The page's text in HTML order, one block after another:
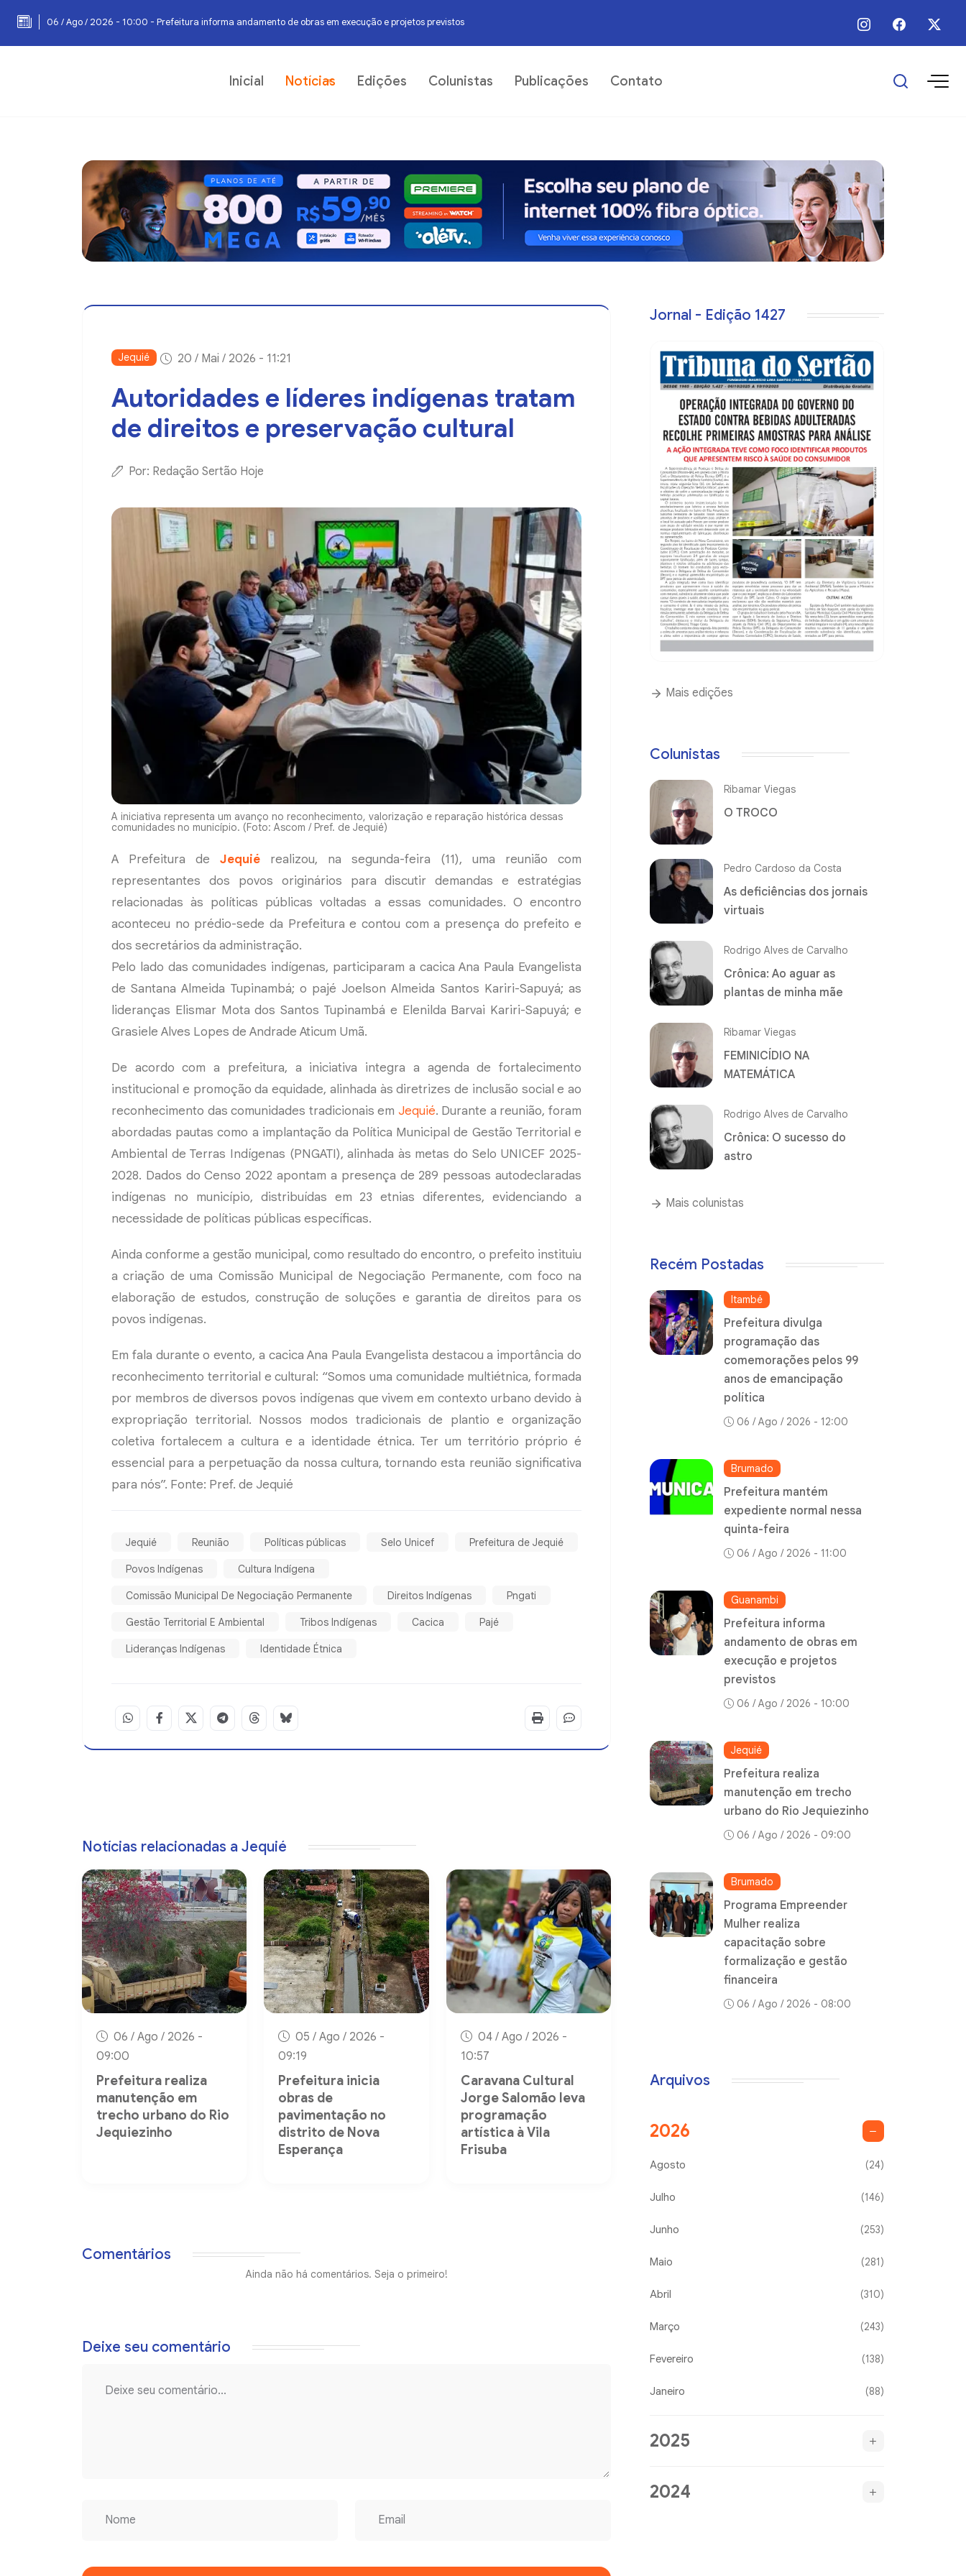
06 / Ago / 2026 - 10:00 - Prefeitura informa andamento de obras em execução e projetos previstos 06 / Ago / 2026 - 09:00 - Prefeitura realiza manutenção em trecho urbano do
Inicial Notícias Edições Colunistas Publicações Contato
Jequié 20 / Mai / 2026 - 11:21
Autoridades e líderes indígenas tratam
de direitos e preservação cultural
Por: Redação Sertão Hoje
A iniciativa representa um avanço no reconhecimento, valorização e reparação histórica dessas
comunidades no município. (Foto: Ascom / Pref. de Jequié)
A Prefeitura de Jequié realizou, na segunda-feira (11), uma reunião com
representantes dos povos originários para discutir demandas e estratégias
relacionadas às políticas públicas voltadas a essas comunidades. O encontro
aconteceu no prédio-sede da Prefeitura e contou com a presença do prefeito e
dos secretários da administração.
Pelo lado das comunidades indígenas, participaram a cacica Ana Paula Evangelista
de Santana Almeida Tupinambá; o pajé Joelson Almeida Santos Kariri-Sapuyá; as
lideranças Elismar Mota dos Santos Tupinambá e Elenilda Barvai Kariri-Sapuyá; e
Grasiele Alves Lopes de Andrade Aticum Umã.
De acordo com a prefeitura, a iniciativa integra a agenda de fortalecimento
institucional e promoção da equidade, alinhada às diretrizes de inclusão social e ao
reconhecimento das comunidades tradicionais em Jequié. Durante a reunião, foram
abordadas pautas como a implantação da Política Municipal de Gestão Territorial e
Ambiental de Terras Indígenas (PNGATI), alinhada às metas do Selo UNICEF 2025-
2028. Dados do Censo 2022 apontam a presença de 289 pessoas autodeclaradas
indígenas no município, distribuídas em 23 etnias diferentes, evidenciando a
necessidade de políticas públicas específicas.
Ainda conforme a gestão municipal, como resultado do encontro, o prefeito instituiu
a criação de uma Comissão Municipal de Negociação Permanente, com foco na
elaboração de estudos, construção de soluções e garantia de direitos para os
povos indígenas.
Em fala durante o evento, a cacica Ana Paula Evangelista destacou a importância do
reconhecimento territorial e cultural: “Somos uma comunidade multiétnica, formada
por membros de diversos povos indígenas que vivem em contexto urbano devido à
expropriação territorial. Nossos modos tradicionais de plantio e organização
coletiva fortalecem a cultura e a identidade étnica. Ter um território próprio é
essencial para a perpetuação da nossa cultura, tornando esta reunião significativa
para nós”. Fonte: Pref. de Jequié
Jequié Reunião Políticas públicas Selo Unicef Prefeitura de Jequié
Povos Indígenas Cultura Indígena
Comissão Municipal De Negociação Permanente Direitos Indígenas Pngati
Gestão Territorial E Ambiental Tribos Indígenas Cacica Pajé
Lideranças Indígenas Identidade Étnica
Notícias relacionadas a Jequié
06 / Ago / 2026 -
09:00
Prefeitura realiza
manutenção em
trecho urbano do Rio
Jequiezinho
05 / Ago / 2026 -
09:19
Prefeitura inicia
obras de
pavimentação no
distrito de Nova
Esperança
04 / Ago / 2026 -
10:57
Caravana Cultural
Jorge Salomão leva
programação
artística à Vila
Frisuba
Comentários
Ainda não há comentários. Seja o primeiro!
Deixe seu comentário
Jornal - Edição 1427
Mais edições
Colunistas
Ribamar Viegas
O TROCO
Pedro Cardoso da Costa
As deficiências dos jornais
virtuais
Rodrigo Alves de Carvalho
Crônica: Ao aguar as
plantas de minha mãe
Ribamar Viegas
FEMINICÍDIO NA
MATEMÁTICA
Rodrigo Alves de Carvalho
Crônica: O sucesso do
astro
Mais colunistas
Recém Postadas
Itambé
Prefeitura divulga
programação das
comemorações pelos 99
anos de emancipação
política
06 / Ago / 2026 - 12:00
Brumado
Prefeitura mantém
expediente normal nessa
quinta-feira
06 / Ago / 2026 - 11:00
Guanambi
Prefeitura informa
andamento de obras em
execução e projetos
previstos
06 / Ago / 2026 - 10:00
Jequié
Prefeitura realiza
manutenção em trecho
urbano do Rio Jequiezinho
06 / Ago / 2026 - 09:00
Brumado
Programa Empreender
Mulher realiza
capacitação sobre
formalização e gestão
financeira
06 / Ago / 2026 - 08:00
Arquivos
2026
Agosto (24)
Julho (146)
Junho (253)
Maio (281)
Abril (310)
Março (243)
Fevereiro (138)
Janeiro (88)
2025
2024